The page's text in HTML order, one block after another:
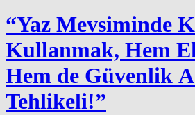
“Yaz Mevsiminde
Kullanmak, Hem
Hem de Güvenlik
Tehlikeli!”